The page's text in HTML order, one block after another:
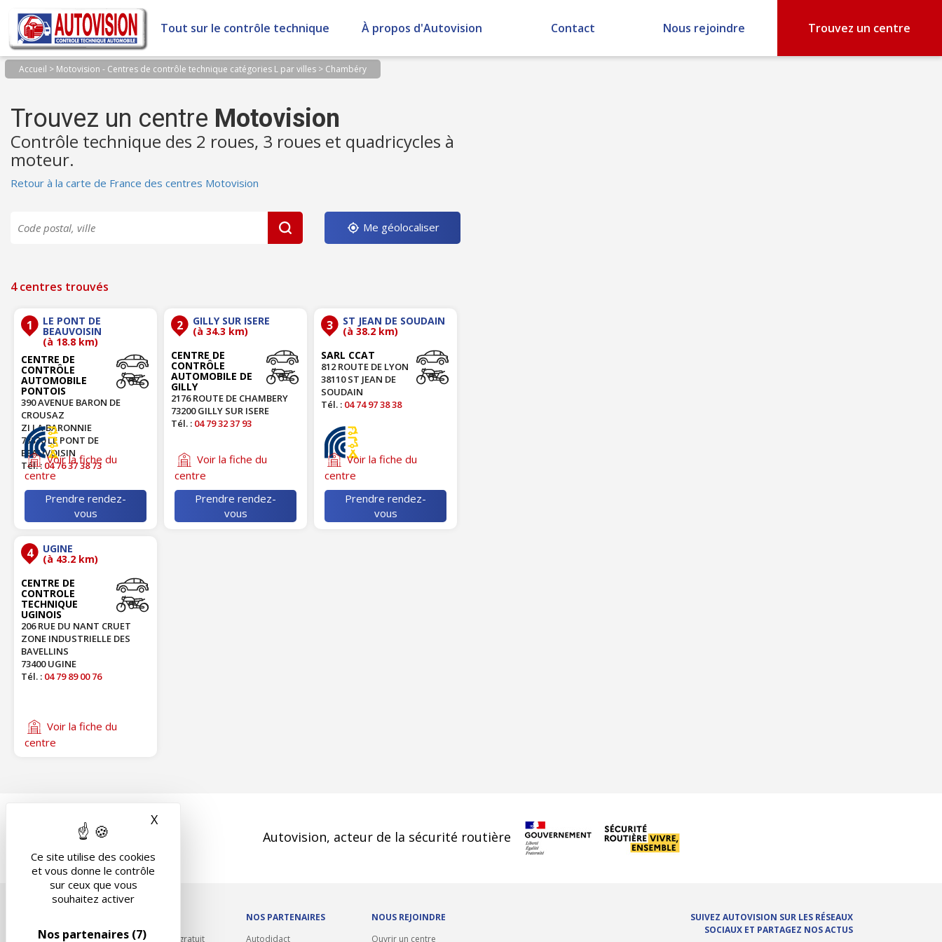
Panneau de gestion des cookies
Ce site utilise des cookies
et vous donne le contrôle
sur ceux que vous
souhaitez activer
Nos partenaires (7)
X
Tout sur le contrôle technique À propos d'Autovision Contact Nous rejoindre Trouvez un centre
Accueil > Motovision - Centres de contrôle technique catégories L par villes> Chambéry
Trouvez un centre Motovision
Contrôle technique des 2 roues, 3 roues et quadricycles à
moteur.
Retour à la carte de France des centres Motovision
Me géolocaliser
4 centres trouvés
1 LE PONT DE
BEAUVOISIN
(à 18.8 km)
CENTRE DE
CONTRÔLE
AUTOMOBILE
PONTOIS
390 AVENUE BARON DE
CROUSAZ
ZI LA BARONNIE
73330 LE PONT DE
BEAUVOISIN
Tél. : 04 76 37 38 73
Voir la fiche du
centre
Prendre rendez-
vous
2 GILLY SUR ISERE
(à 34.3 km)
CENTRE DE
CONTRÔLE
AUTOMOBILE DE
GILLY
2176 ROUTE DE CHAMBERY
73200 GILLY SUR ISERE
Tél. : 04 79 32 37 93
Voir la fiche du
centre
Prendre rendez-
vous
3 ST JEAN DE SOUDAIN
(à 38.2 km)
SARL CCAT
812 ROUTE DE LYON
38110 ST JEAN DE
SOUDAIN
Tél. : 04 74 97 38 38
Voir la fiche du
centre
Prendre rendez-
vous
4 UGINE
(à 43.2 km)
CENTRE DE
CONTROLE
TECHNIQUE
UGINOIS
206 RUE DU NANT CRUET
ZONE INDUSTRIELLE DES
BAVELLINS
73400 UGINE
Tél. : 04 79 89 00 76
Voir la fiche du
centre
Autovision, acteur de la sécurité routière
Rappel contrôle technique gratuit
NOS PARTENAIRES
Autodidact
NOUS REJOINDRE
Ouvrir un centre
SUIVEZ AUTOVISION SUR LES RÉSEAUX
SOCIAUX ET PARTAGEZ NOS ACTUS